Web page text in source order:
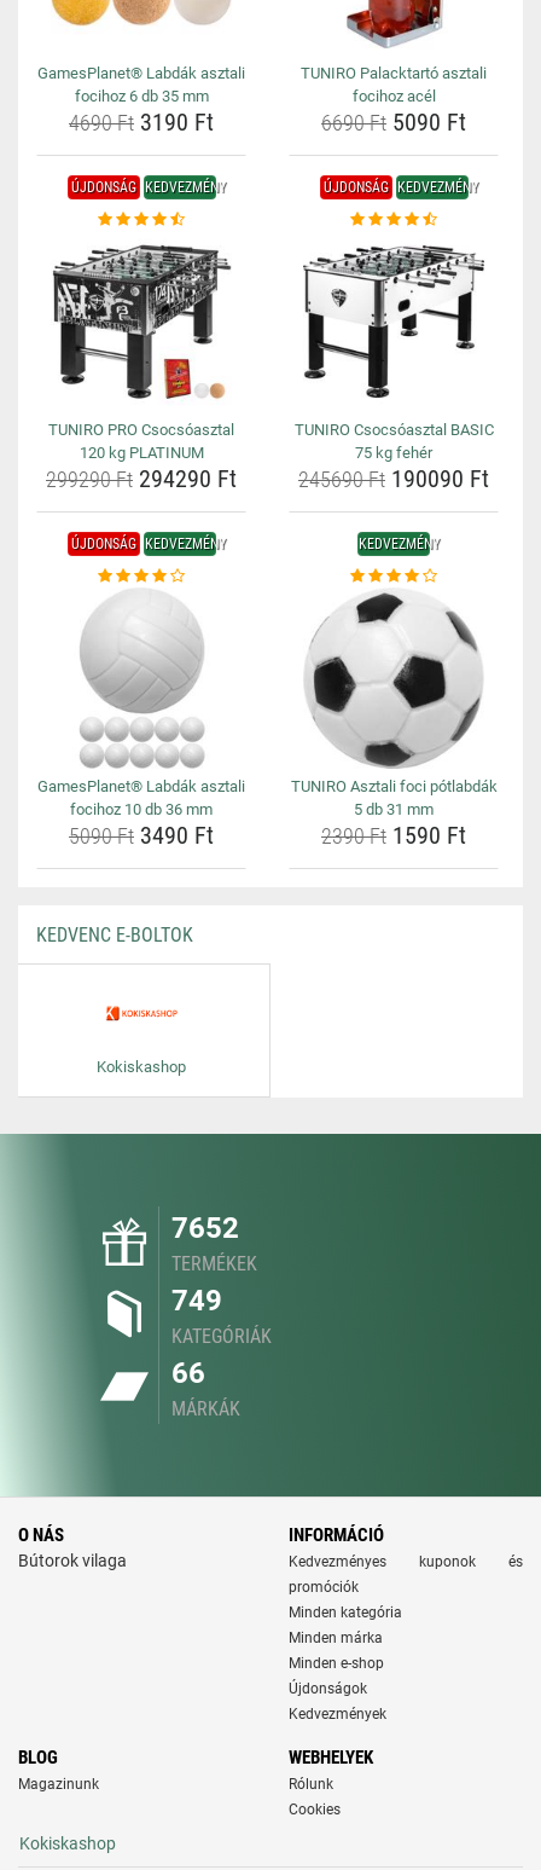
GamesPlanet® Labdák asztali
focihoz 6 db 35 mm
4690 Ft 3190 Ft
TUNIRO Palacktartó asztali
focihoz acél
6690 Ft 5090 Ft
ÚJDONSÁG KEDVEZMÉNY
TUNIRO PRO Csocsóasztal
120 kg PLATINUM
299290 Ft 294290 Ft
ÚJDONSÁG KEDVEZMÉNY
TUNIRO Csocsóasztal BASIC
75 kg fehér
245690 Ft 190090 Ft
ÚJDONSÁG KEDVEZMÉNY
GamesPlanet® Labdák asztali
focihoz 10 db 36 mm
5090 Ft 3490 Ft
KEDVEZMÉNY
TUNIRO Asztali foci pótlabdák
5 db 31 mm
2390 Ft 1590 Ft
KEDVENC E-BOLTOK
Kokiskashop
7652
TERMÉKEK
749
KATEGÓRIÁK
66
MÁRKÁK
O NÁS
Bútorok vilaga
INFORMÁCIÓ
Kedvezményes kuponok és
promóciók
Minden kategória
Minden márka
Minden e-shop
Újdonságok
Kedvezmények
BLOG
Magazinunk
WEBHELYEK
Rólunk
Cookies
Kokiskashop